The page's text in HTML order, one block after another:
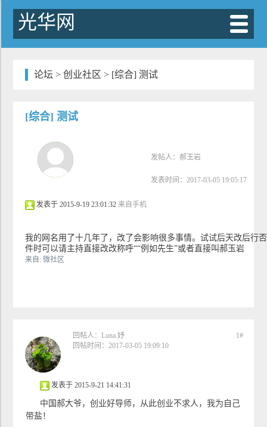
光华网
论坛 >创业社区 > [综合] 测试
[综合] 测试
发帖人： 郝玉岩
发表时间：2017-03-05 19:05:17
发表于 2015-9-19 23:01:32 来自手机
我的网名用了十几年了，改了会影响很多事情。试试后天改后行
件时可以请主持直接改改称呼““例如先生”或者直接叫郝玉岩
来自: 微社区
1#
回帖人：Luna.妤
回帖时间：2017-03-05 19:09:10
发表于 2015-9-21 14:41:31
中国郝大爷，创业好导师，从此创业不求人，我为自己
带盐！